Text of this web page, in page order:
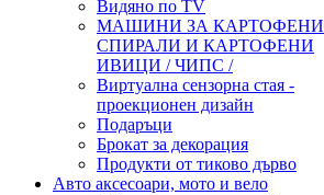
Видяно по TV
МАШИНИ ЗА КАРТОФЕНИ
СПИРАЛИ И КАРТОФЕНИ
ИВИЦИ / ЧИПС /
Виртуална сензорна стая -
проекционен дизайн
Подаръци
Брокат за декорация
Продукти от тиково дърво
Авто аксесоари, мото и вело